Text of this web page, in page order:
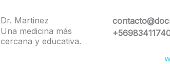
Dr. Martinez
Una medicina más
cercana y educativa.